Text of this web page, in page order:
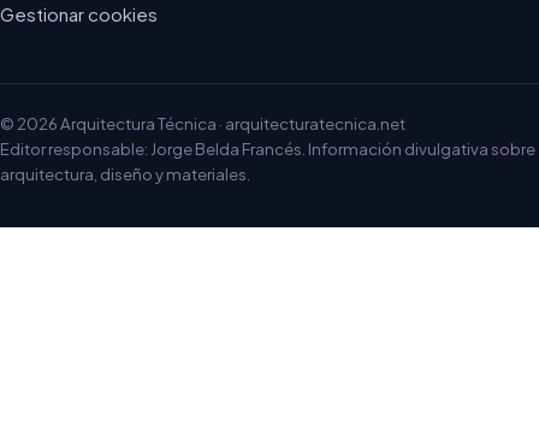
Gestionar cookies
© 2026 Arquitectura Técnica · arquitecturatecnica.net
Editor responsable: Jorge Belda Francés. Información divulgativa sobre
arquitectura, diseño y materiales.